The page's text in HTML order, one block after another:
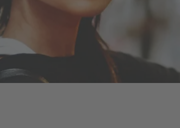
谷物和零食
烹饪
烘焙产品
蛋糕和糕饼
饼干&曲奇饼
水果配料
食品加工用蔬菜原料
复合果蔬混合物
水果增甜剂
干果&蔬菜配料
塑造营养未来
发现来自不同领域的
访问职位门户网站
行为规范
我们的历史